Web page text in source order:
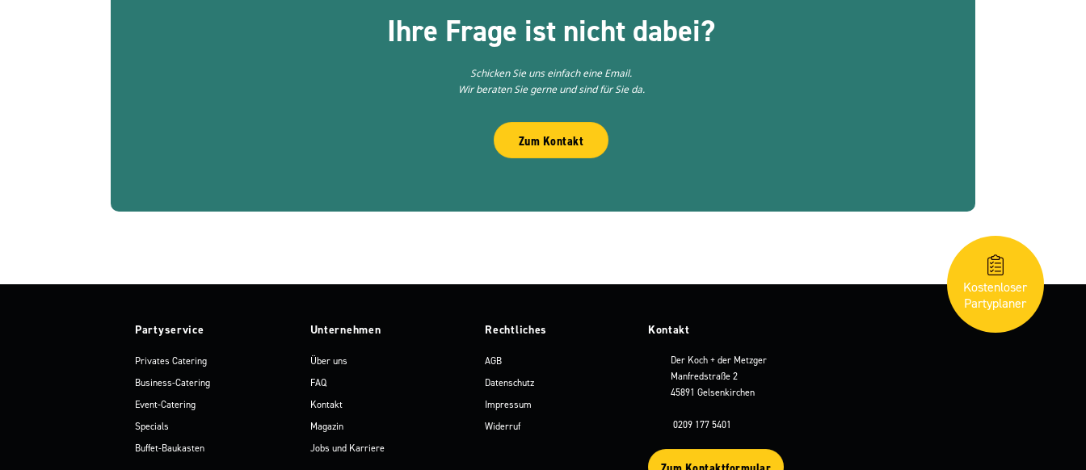
Ihre Frage ist nicht dabei?
Schicken Sie uns einfach eine Email.
Wir beraten Sie gerne und sind für Sie da.
Zum Kontakt
Partyservice
Privates Catering
Business-Catering
Event-Catering
Specials
Buffet-Baukasten
Unternehmen
Über uns
FAQ
Kontakt
Magazin
Jobs und Karriere
Rechtliches
AGB
Datenschutz
Impressum
Widerruf
Kontakt
Der Koch + der Metzger
Manfredstraße 2
45891 Gelsenkirchen
0209 177 5401
Kostenloser
Partyplaner